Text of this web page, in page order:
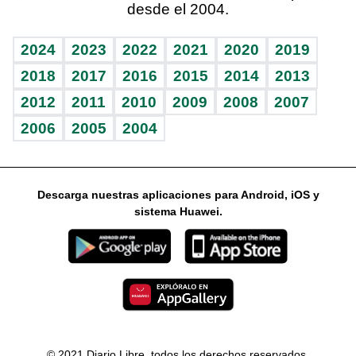
Vida y familia
Eñe
Celebrando la vida
Sin complejos
En pocas palabras
Escuchando al corazón
Economía Personal
Consulta Libre
BRV
TBT Deportivo
Más firmas
Guía del dinero
Horóscopos
desde el 2004.
2024 2023 2022 2021 2020
2019
2018
2017 2016 2015 2014
2013
2012
2011 2010 2009 2008
2007
2006
2005 2004
Descarga nuestras aplicaciones para Android, iOS y
sistema Huawei.